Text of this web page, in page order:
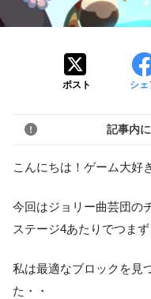
ポスト シェ
記事内
こんにちは！ゲーム大好
今回はジョリー曲芸団の
ステージ4あたりでつま
私は最適なブロックを見
た・・